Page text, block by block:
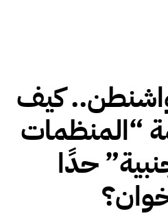
واشنطن.. كيف
“المنظمات
حدًا